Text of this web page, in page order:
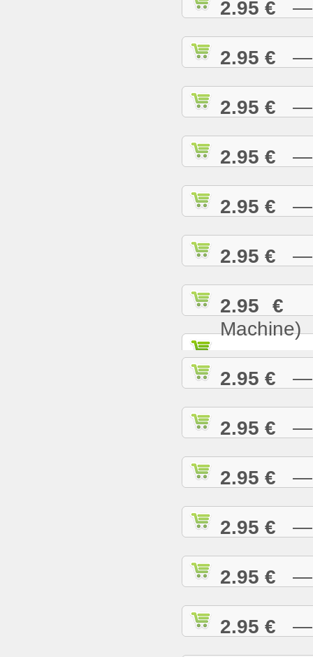
2.95 € —
2.95 € —
2.95 € —
2.95 € —
2.95 € —
2.95 € —
2.95 €
Machine)
2.95 € —
2.95 € —
2.95 € —
2.95 € —
2.95 € —
2.95 € —